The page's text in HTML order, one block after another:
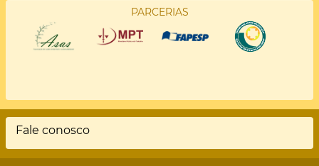
PARCERIAS
Rodapé
Fale conosco